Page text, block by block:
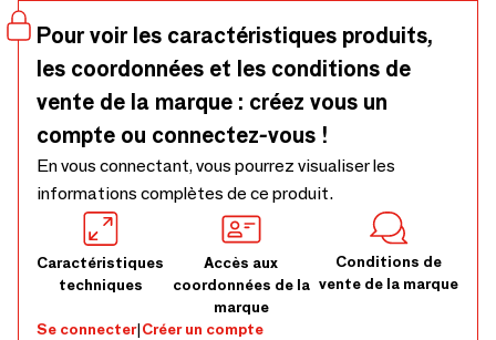
Pour voir les caractéristiques produits,
les coordonnées et les conditions de
vente de la marque : créez vous un
compte ou connectez-vous !
En vous connectant, vous pourrez visualiser les
informations complètes de ce produit.
Caractéristiques
techniques
Accès aux
coordonnées de la
marque
Conditions de
vente de la marque
Se connecter|Créer un compte